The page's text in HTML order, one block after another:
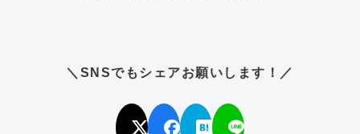
＼SNSでもシェアお願いします！／